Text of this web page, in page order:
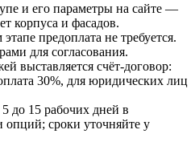
и его параметры на сайте —
корпуса и фасадов.
предоплата не требуется.
для согласования.
выставляется счёт-договор:
30%, для юридических лиц
до 15 рабочих дней в
опций; сроки уточняйте у